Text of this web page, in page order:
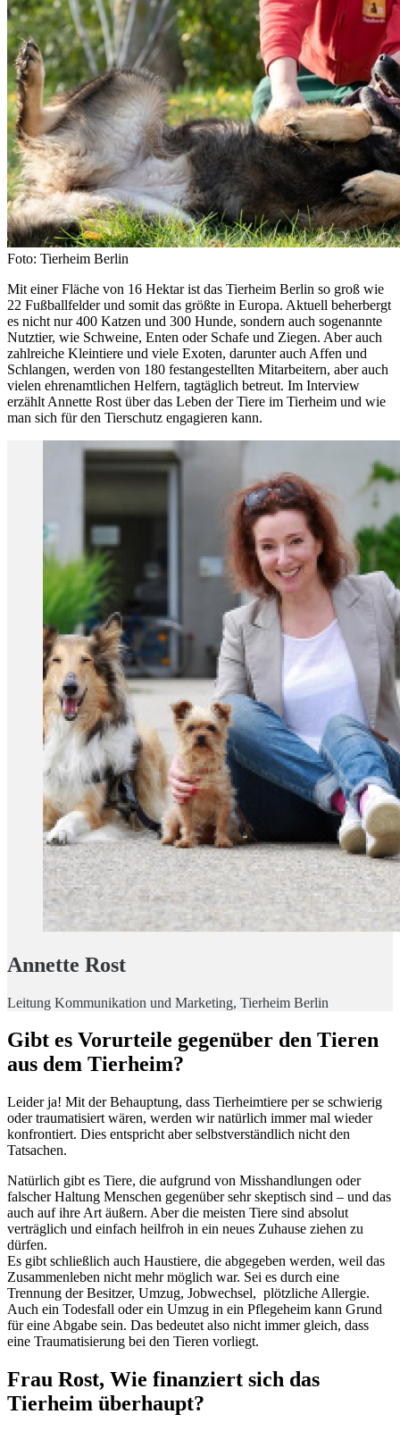
Foto: Tierheim Berlin
Mit einer Fläche von 16 Hektar ist das Tierheim Berlin so groß wie
22 Fußballfelder und somit das größte in Europa. Aktuell beherbergt
es nicht nur 400 Katzen und 300 Hunde, sondern auch sogenannte
Nutztier, wie Schweine, Enten oder Schafe und Ziegen. Aber auch
zahlreiche Kleintiere und viele Exoten, darunter auch Affen und
Schlangen, werden von 180 festangestellten Mitarbeitern, aber auch
vielen ehrenamtlichen Helfern, tagtäglich betreut. Im Interview
erzählt Annette Rost über das Leben der Tiere im Tierheim und wie
man sich für den Tierschutz engagieren kann.
Annette Rost
Leitung Kommunikation und Marketing, Tierheim Berlin
Gibt es Vorurteile gegenüber den Tieren
aus dem Tierheim?
Leider ja! Mit der Behauptung, dass Tierheimtiere per se schwierig
oder traumatisiert wären, werden wir natürlich immer mal wieder
konfrontiert. Dies entspricht aber selbstverständlich nicht den
Tatsachen.
Natürlich gibt es Tiere, die aufgrund von Misshandlungen oder
falscher Haltung Menschen gegenüber sehr skeptisch sind – und das
auch auf ihre Art äußern. Aber die meisten Tiere sind absolut
verträglich und einfach heilfroh in ein neues Zuhause ziehen zu
dürfen.
Es gibt schließlich auch Haustiere, die abgegeben werden, weil das
Zusammenleben nicht mehr möglich war. Sei es durch eine
Trennung der Besitzer, Umzug, Jobwechsel, plötzliche Allergie.
Auch ein Todesfall oder ein Umzug in ein Pflegeheim kann Grund
für eine Abgabe sein. Das bedeutet also nicht immer gleich, dass
eine Traumatisierung bei den Tieren vorliegt.
Frau Rost, Wie finanziert sich das
Tierheim überhaupt?